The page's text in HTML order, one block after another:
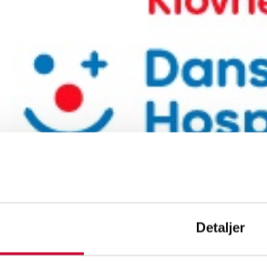
Detaljer